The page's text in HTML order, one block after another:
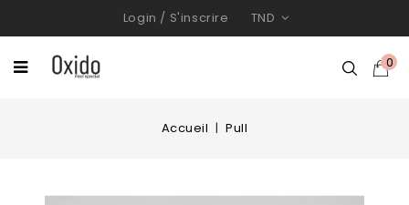
Login / S'inscrire TND
0
Accueil Pull